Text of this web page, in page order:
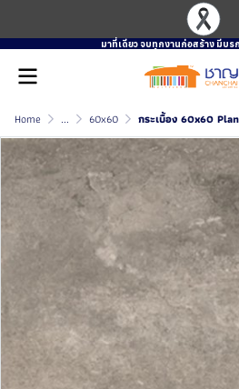
มาที่เดียว จบทุกงานก่อสร้าง มีบร
Home ... 60x60 กระเบื้อง 60x60